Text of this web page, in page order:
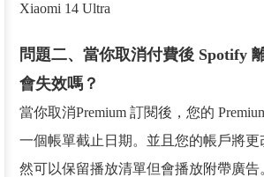
Xiaomi 14 Ultra
問題二、當你取消付費後 Spotify
會失效嗎？
當你取消Premium 訂閱後，您的
一個帳單截止日期。並且您的帳戶將
然可以保留播放清單但會播放附帶廣